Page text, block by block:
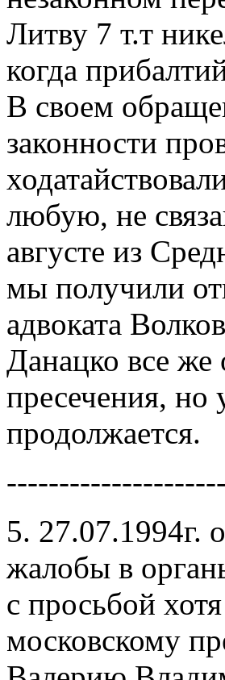
Литву 7 т.т
когда
В своем
законности
любую, не
августе из
мы получили
адвоката
Данацко все
пресечения, но
продолжается.
5. 27.07.1994г.
жалобы в
с просьбой
московскому